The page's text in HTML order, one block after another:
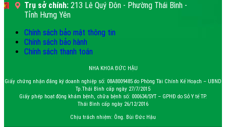
Trụ sở chính: 213 Lê Quý Đôn - Phường Thái Bình -
Tỉnh Hưng Yên
Chính sách bảo mật thông tin
Chính sách bảo hành
Chính sách thanh toán
NHA KHOA ĐỨC HẬU
Giấy chứng nhận đăng ký doanh nghiệp số: 08A8009485 do Phòng Tài Chính Kế Hoạch – UBND
Tp.Thái Bình cấp ngày 27/7/2015
Giấy phép hoạt động khám bệnh, chữa bệnh số: 000634/SYT – GPHĐ do Sở Y tế TP.
Thái Bình cấp ngày 26/12/2016
Chịu trách nhiệm: Ông. Bùi Đức Hậu